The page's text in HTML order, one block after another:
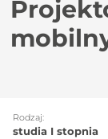
Rodzaj:
studia I stopnia